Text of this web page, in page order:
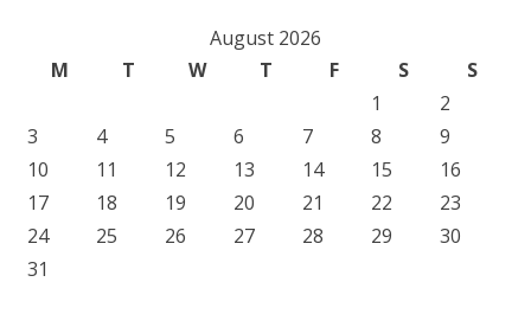
August 2026
M
T W T F S
S
1
2
3
4 5 6 7 8
9
10
11 12 13 14 15
16
17
18 19 20 21 22
23
24
25 26 27 28 29
30
31